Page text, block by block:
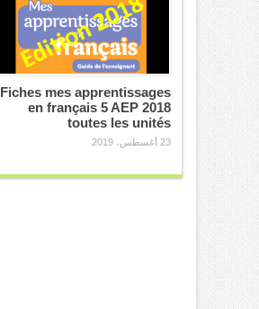
Fiches mes apprentissages
en français 5 AEP 2018
toutes les unités
23 أغسطس، 2019